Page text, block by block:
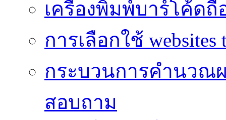
เครื่องพิมพ์บาร์โค้ด
การเลือกใช้ websites
กระบวนการคำนวณ
สอบถาม